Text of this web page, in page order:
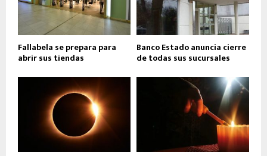
Fallabela se prepara para
abrir sus tiendas
Banco Estado anuncia cierre
de todas sus sucursales